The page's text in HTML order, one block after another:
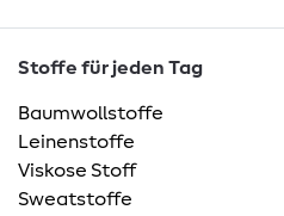
Stoffe für jeden Tag
Baumwollstoffe
Leinenstoffe
Viskose Stoff
Sweatstoffe